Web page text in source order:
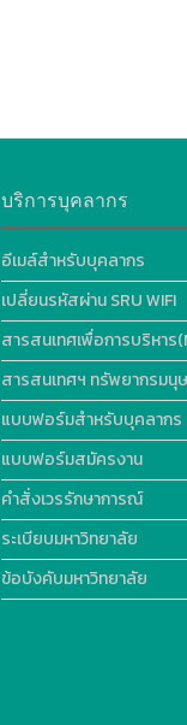
บริการบุคลากร
อีเมล์สำหรับบุคลากร
เปลี่ยนรหัสผ่าน SRU WIFI
สารสนเทศเพื่อการบริหาร
สารสนเทศฯ ทรัพยากรมนุ
แบบฟอร์มสำหรับบุคลากร
แบบฟอร์มสมัครงาน
คำสั่งเวรรักษาการณ์
ระเบียบมหาวิทยาลัย
ข้อบังคับมหาวิทยาลัย